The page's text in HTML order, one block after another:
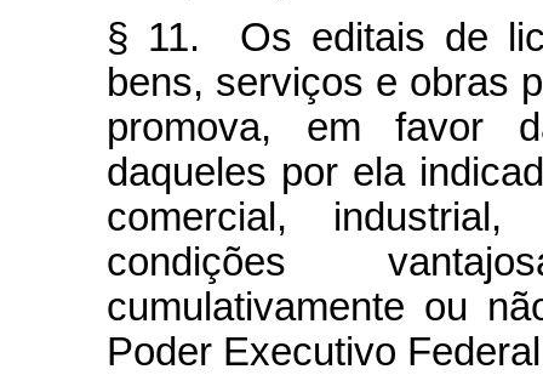
§ 11. Os editais de
bens, serviços e obras
promova, em favor
daqueles por ela
comercial,
condições
cumulativamente ou
Poder Executivo